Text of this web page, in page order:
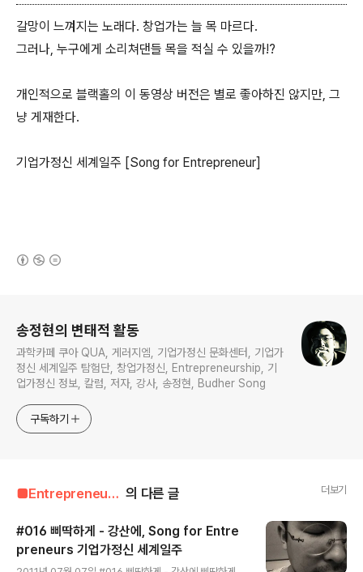
갈망이 느껴지는 노래다. 창업가는 늘 목 마르다.
그러나, 누구에게 소리쳐댄들 목을 적실 수 있을까!?
개인적으로 블랙홀의 이 동영상 버전은 별로 좋아하진 않지만, 그
냥 게재한다.
기업가정신 세계일주 [Song for Entrepreneur]
송정현의 변태적 활동
과학카페 쿠아 QUA, 게러지엠, 기업가정신 문화센터, 기업가
정신 세계일주 탐험단, 창업가정신, Entrepreneurship, 기
업가정신 정보, 칼럼, 저자, 강사, 송정현, Budher Song
구독하기
■Entrepreneur■■■/Entrepreneur's Song 의 다른 글 더보기
#016 삐딱하게 - 강산에, Song for Entre
preneurs 기업가정신 세계일주